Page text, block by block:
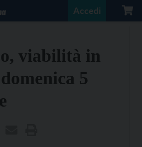
Accedi
viabilità in
5